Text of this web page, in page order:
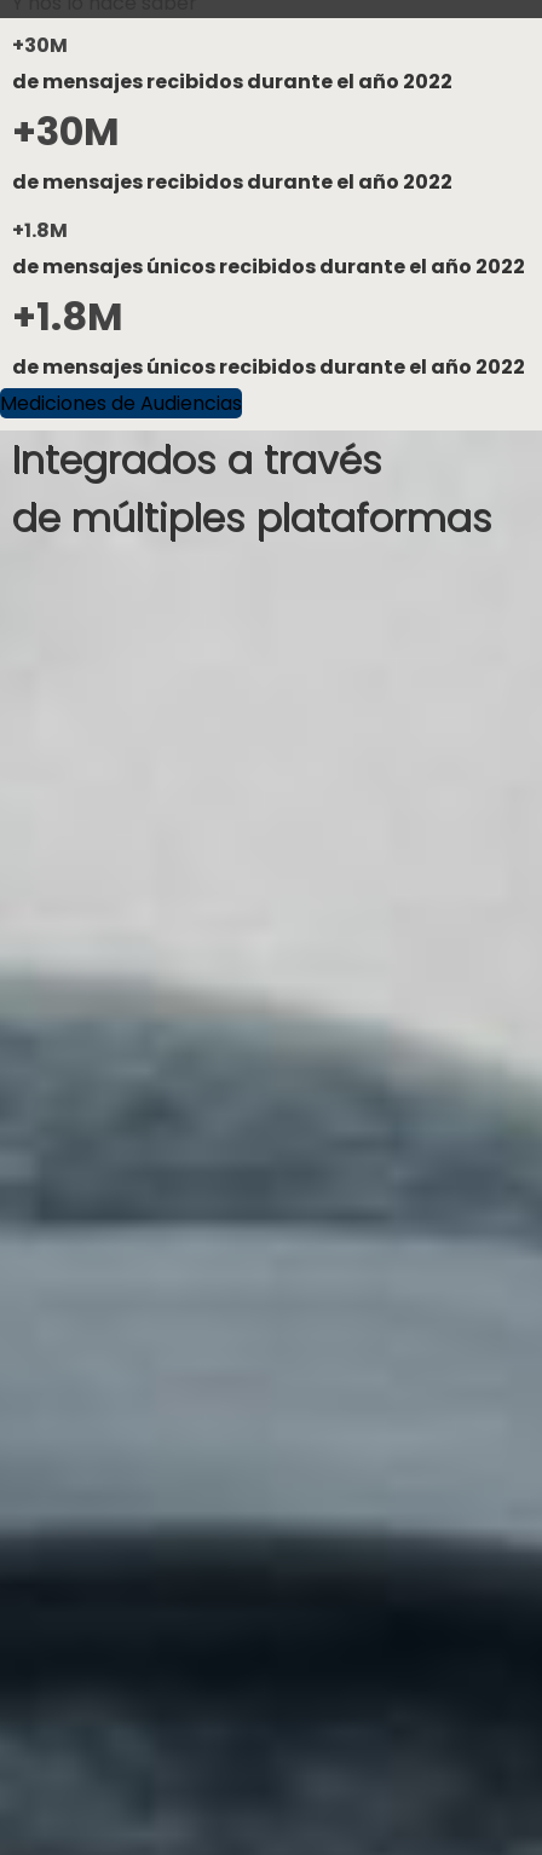
+30M
de mensajes recibidos durante el año 2022
+30M
de mensajes recibidos durante el año 2022
+1.8M
de mensajes únicos recibidos durante el año 2022
+1.8M
de mensajes únicos recibidos durante el año 2022
Mediciones de Audiencias
Integrados a través
de múltiples plataformas